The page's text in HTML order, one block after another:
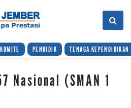
KOMITE PENDIDIK TENAGA KEPENDIDIKAN
Nasional (SMAN 1